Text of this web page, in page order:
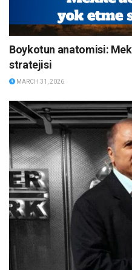
Boykotun anatomisi:
stratejisi
MARCH 31, 2026